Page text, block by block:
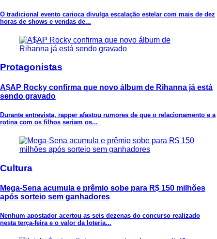
O tradicional evento carioca divulga escalação estelar com mais de dez
horas de shows e vendas de...
Protagonistas
A$AP Rocky confirma que novo álbum de Rihanna já está
sendo gravado
Durante entrevista, rapper afastou rumores de que o relacionamento e a
rotina com os filhos seriam os...
Cultura
Mega-Sena acumula e prêmio sobe para R$ 150 milhões
após sorteio sem ganhadores
Nenhum apostador acertou as seis dezenas do concurso realizado
nesta terça-feira e o valor da loteria...